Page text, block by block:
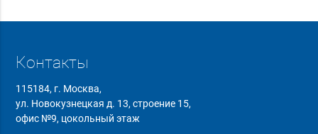
Контакты
115184, г. Москва,
ул. Новокузнецкая д. 13, строение 15,
офис №9, цокольный этаж